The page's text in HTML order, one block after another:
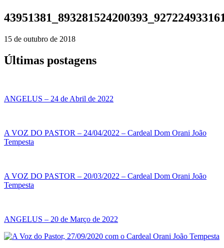
15 de outubro de 2018
Últimas postagens
ANGELUS – 24 de Abril de 2022
A VOZ DO PASTOR – 24/04/2022 – Cardeal Dom Orani João
Tempesta
A VOZ DO PASTOR – 20/03/2022 – Cardeal Dom Orani João
Tempesta
ANGELUS – 20 de Março de 2022